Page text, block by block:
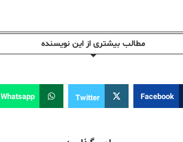
مطالب بیشتری از این نویسندە
Facebook
Twitter
Whatsapp